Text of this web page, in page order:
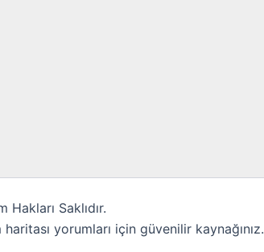
Saklıdır.
yorumları için güvenilir kaynağınız.